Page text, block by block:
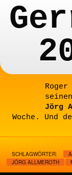
Jörg
Woche. Und
SCHLAGWÖRTER:
JÖRG ALLMEROTH